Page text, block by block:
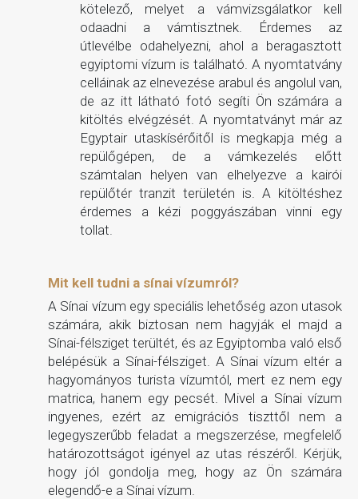
kötelező, melyet a vámvizsgálatkor kell
odaadni a vámtisztnek. Érdemes az
útlevélbe odahelyezni, ahol a beragasztott
egyiptomi vízum is található. A nyomtatvány
celláinak az elnevezése arabul és angolul van,
de az itt látható fotó segíti Ön számára a
kitöltés elvégzését. A nyomtatványt már az
Egyptair utaskísérőitől is megkapja még a
repülőgépen, de a vámkezelés előtt
számtalan helyen van elhelyezve a kairói
repülőtér tranzit területén is. A kitöltéshez
érdemes a kézi poggyászában vinni egy
tollat.
Mit kell tudni a sínai vízumról?
A Sínai vízum egy speciális lehetőség azon utasok
számára, akik biztosan nem hagyják el majd a
Sínai-félsziget terültét, és az Egyiptomba való első
belépésük a Sínai-félsziget. A Sínai vízum eltér a
hagyományos turista vízumtól, mert ez nem egy
matrica, hanem egy pecsét. Mivel a Sínai vízum
ingyenes, ezért az emigrációs tiszttől nem a
legegyszerűbb feladat a megszerzése, megfelelő
határozottságot igényel az utas részéről. Kérjük,
hogy jól gondolja meg, hogy az Ön számára
elegendő-e a Sínai vízum.